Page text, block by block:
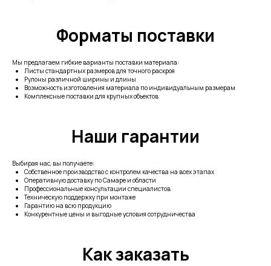
Форматы поставки
Мы предлагаем гибкие варианты поставки материала:
Листы стандартных размеров для точного раскроя
Рулоны различной ширины и длины
Возможность изготовления материала по индивидуальным размерам
Комплексные поставки для крупных объектов
Наши гарантии
Выбирая нас, вы получаете:
Собственное производство с контролем качества на всех этапах
Оперативную доставку по Самаре и области
Профессиональные консультации специалистов
Техническую поддержку при монтаже
Гарантию на всю продукцию
Конкурентные цены и выгодные условия сотрудничества
Как заказать